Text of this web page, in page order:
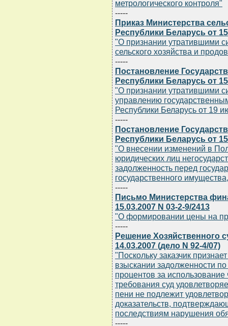
метрологического контроля"
-----
Приказ Министерства
Республики Беларусь от
"О признании утратившими
сельского хозяйства и
-----
Постановление
Республики Беларусь от
"О признании утратившими
управлению
Республики Беларусь от 19
-----
Постановление
Республики Беларусь от
"О внесении изменений в
юридических лиц
задолженность перед
государственного
-----
Письмо Министерства
15.03.2007 N 03-2-9/2413
"О формировании цены на
-----
Решение Хозяйственного
14.03.2007 (дело N 92-4/07)
"Поскольку заказчик
взыскании задолженности
процентов за
требования суд
пени не подлежит
доказательств,
последствиям нарушения
-----